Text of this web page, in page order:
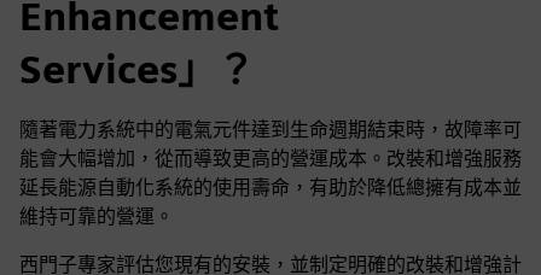
Enhancement
Services」？
隨著電力系統中的電氣元件達到生命週期結束時，故障率可
能會大幅增加，從而導致更高的營運成本。改裝和增強服務
延長能源自動化系統的使用壽命，有助於降低總擁有成本並
維持可靠的營運。
西門子專家評估您現有的安裝，並制定明確的改裝和增強計